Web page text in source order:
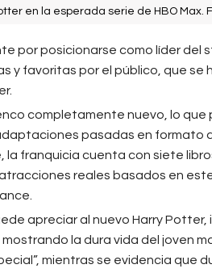
en la esperada serie de HBO Max.
por posicionarse como líder del
y favoritas por el público, que se
completamente nuevo, lo que
pasadas en formato
franquicia cuenta con siete
reales basados en
apreciar al nuevo Harry
la dura vida del joven
mientras se evidencia que